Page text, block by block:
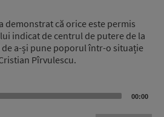
demonstrat că orice este permis
indicat de centrul de putere de la
a-și pune poporul într-o situație
Pîrvulescu.
00:00